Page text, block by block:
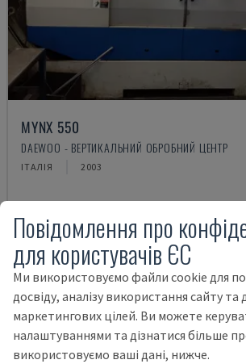
MYNX 550
DAEWOO - ВЕРТИКАЛЬНИЙ ОБРОБНИЙ ЦЕНТР
ІТАЛІЯ 2003
Повідомлення про
для користувачів ЄС
Ми використовуємо файли cookie для
досвіду, аналізу використання сайту та
маркетингових цілей. Ви можете
налаштуваннями та дізнатися більше
використовуємо ваші дані, нижче.